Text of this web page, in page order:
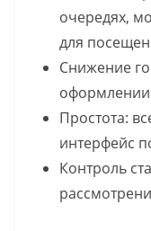
очередях,
для
Снижение
оформлении
Простота:
интерфейс
Контроль